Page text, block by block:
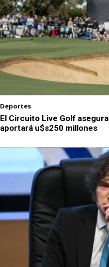
Deportes
El Circuito Live Golf
aportará u$s250 millones